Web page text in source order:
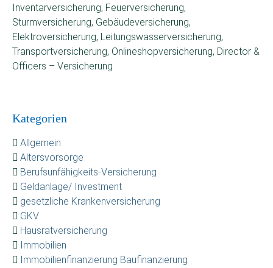
Inventarversicherung, Feuerversicherung,
Sturmversicherung, Gebäudeversicherung,
Elektroversicherung, Leitungswasserversicherung,
Transportversicherung, Onlineshopversicherung, Director &
Officers – Versicherung
Kategorien
Allgemein
Altersvorsorge
Berufsunfähigkeits-Versicherung
Geldanlage/ Investment
gesetzliche Krankenversicherung
GKV
Hausratversicherung
Immobilien
Immobilienfinanzierung Baufinanzierung